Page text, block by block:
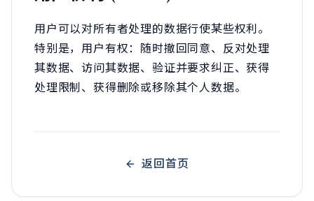
用户可以对所有者处理的数据行使某些权利。
特别是，用户有权：随时撤回同意、反对处理
其数据、访问其数据、验证并要求纠正、获得
处理限制、获得删除或移除其个人数据。
返回首页